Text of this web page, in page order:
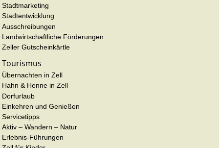
Stadtmarketing
Stadtentwicklung
Ausschreibungen
Landwirtschaftliche Förderungen
Zeller Gutscheinkärtle
Tourismus
Übernachten in Zell
Hahn & Henne in Zell
Dorfurlaub
Einkehren und Genießen
Servicetipps
Aktiv – Wandern – Natur
Erlebnis-Führungen